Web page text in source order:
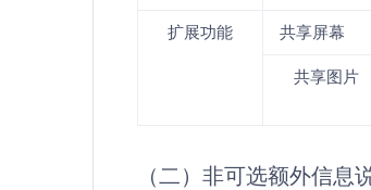
扩展功能 共享屏幕
共享图片
（二）非可选额外信息